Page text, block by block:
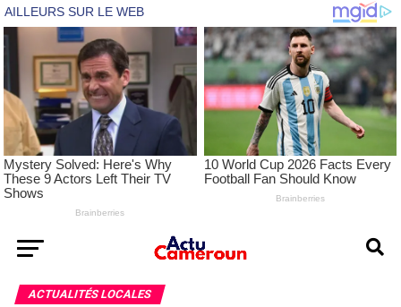
ACTUALITÉS LOCALES